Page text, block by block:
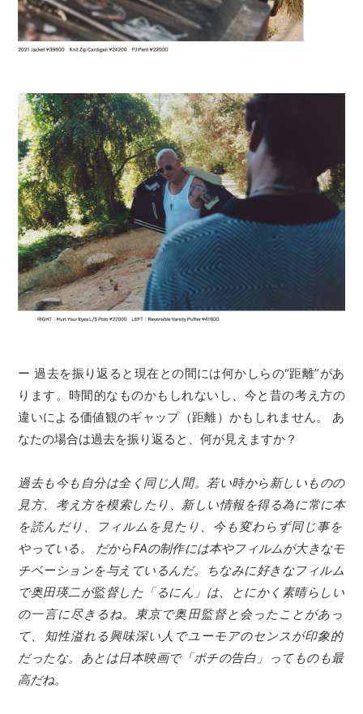
ー 過去を振り返ると現在との間には何かしらの“距離”があ
ります。時間的なものかもしれないし、今と昔の考え方の
違いによる価値観のギャップ（距離）かもしれません。 あ
なたの場合は過去を振り返ると、何が見えますか？
過去も今も自分は全く同じ人間。若い時から新しいものの
見方、考え方を模索したり、新しい情報を得る為に常に本
を読んだり、フィルムを見たり、今も変わらず同じ事を
やっている。 だからFAの制作には本やフィルムが大きなモ
チベーションを与えているんだ。ちなみに好きなフィルム
で奥田瑛二が監督した「るにん」は、とにかく素晴らしい
の一言に尽きるね。東京で奥田監督と会ったことがあっ
て、知性溢れる興味深い人でユーモアのセンスが印象的
だったな。あとは日本映画で「ポチの告白」ってものも最
高だね。